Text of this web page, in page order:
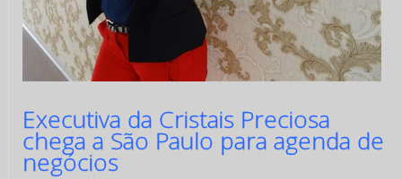
Executiva da Cristais Preciosa
chega a São Paulo para agenda de
negócios